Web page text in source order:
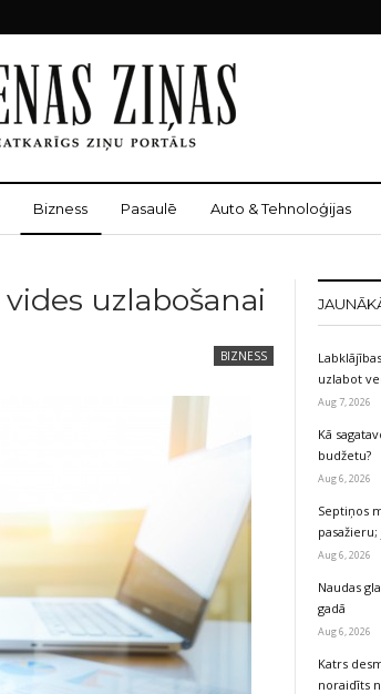
Bizness Pasaulē Auto & Tehnoloģijas
uzlabošanai
BIZNESS
uzlabot
Aug 7, 2026
Kā
budžetu?
Aug 6, 2026
Septiņos
Aug 6, 2026
Naudas
gadā
Aug 6, 2026
Katrs
noraidīts